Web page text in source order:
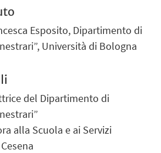
Esposito, Dipartimento di
Università di Bologna
del Dipartimento di
alla Scuola e ai Servizi